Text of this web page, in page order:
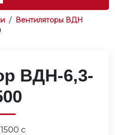
Вентиляторы ВДН
ВДН-6,3-
с